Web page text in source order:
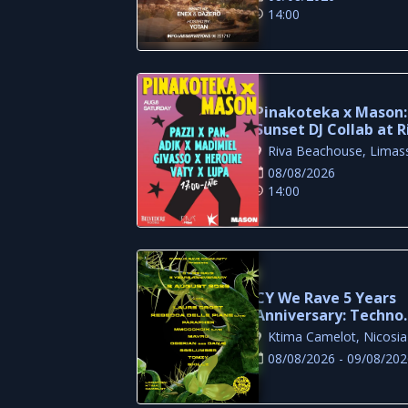
14:00
Pinakoteka x Mason:
Sunset DJ Collab at
Beachouse Limassol
Riva Beachouse,
08/08/2026
14:00
CY We Rave 5 Years
Anniversary: Techno
Festival at Ktima
Camelot
Ktima Camelot, Nicosia
08/08/2026 - 09/08/